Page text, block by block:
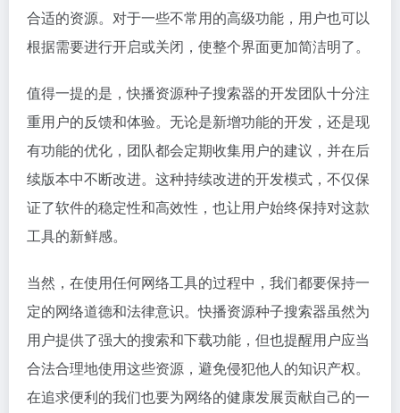
合适的资源。对于一些不常用的高级功能，用户也可以
根据需要进行开启或关闭，使整个界面更加简洁明了。
值得一提的是，快播资源种子搜索器的开发团队十分注
重用户的反馈和体验。无论是新增功能的开发，还是现
有功能的优化，团队都会定期收集用户的建议，并在后
续版本中不断改进。这种持续改进的开发模式，不仅保
证了软件的稳定性和高效性，也让用户始终保持对这款
工具的新鲜感。
当然，在使用任何网络工具的过程中，我们都要保持一
定的网络道德和法律意识。快播资源种子搜索器虽然为
用户提供了强大的搜索和下载功能，但也提醒用户应当
合法合理地使用这些资源，避免侵犯他人的知识产权。
在追求便利的我们也要为网络的健康发展贡献自己的一